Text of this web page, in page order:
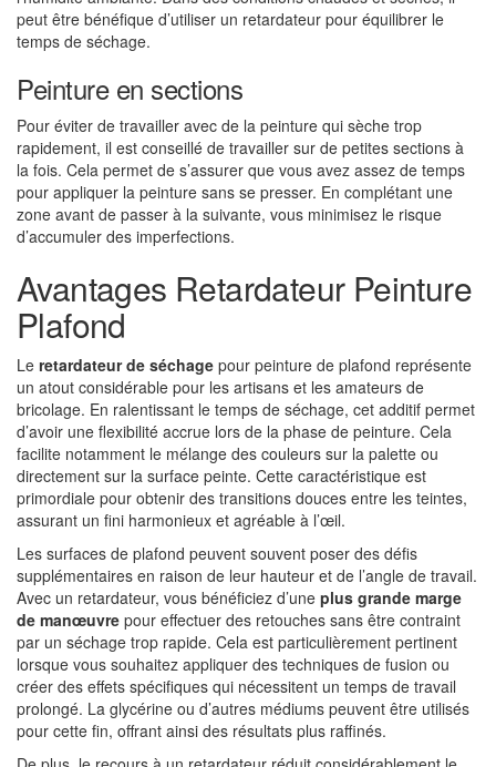
peut être bénéfique d’utiliser un retardateur pour équilibrer le
temps de séchage.
Peinture en sections
Pour éviter de travailler avec de la peinture qui sèche trop
rapidement, il est conseillé de travailler sur de petites sections à
la fois. Cela permet de s’assurer que vous avez assez de temps
pour appliquer la peinture sans se presser. En complétant une
zone avant de passer à la suivante, vous minimisez le risque
d’accumuler des imperfections.
Avantages Retardateur Peinture
Plafond
Le retardateur de séchage pour peinture de plafond représente
un atout considérable pour les artisans et les amateurs de
bricolage. En ralentissant le temps de séchage, cet additif permet
d’avoir une flexibilité accrue lors de la phase de peinture. Cela
facilite notamment le mélange des couleurs sur la palette ou
directement sur la surface peinte. Cette caractéristique est
primordiale pour obtenir des transitions douces entre les teintes,
assurant un fini harmonieux et agréable à l’œil.
Les surfaces de plafond peuvent souvent poser des défis
supplémentaires en raison de leur hauteur et de l’angle de travail.
Avec un retardateur, vous bénéficiez d’une plus grande marge
de manœuvre pour effectuer des retouches sans être contraint
par un séchage trop rapide. Cela est particulièrement pertinent
lorsque vous souhaitez appliquer des techniques de fusion ou
créer des effets spécifiques qui nécessitent un temps de travail
prolongé. La glycérine ou d’autres médiums peuvent être utilisés
pour cette fin, offrant ainsi des résultats plus raffinés.